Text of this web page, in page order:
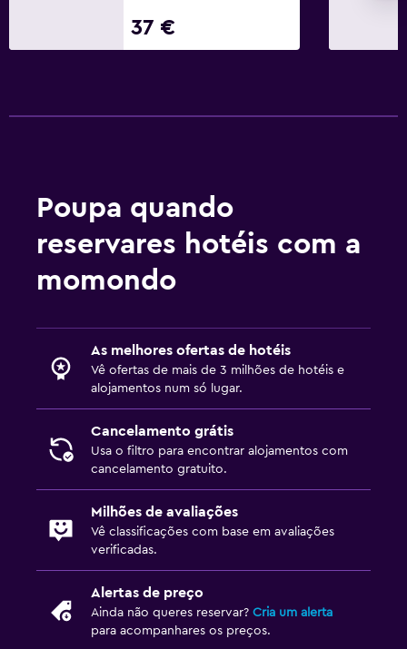
37 €
Poupa quando
reservares hotéis com a
momondo
As melhores ofertas de hotéis
Vê ofertas de mais de 3 milhões de hotéis e
alojamentos num só lugar.
Cancelamento grátis
Usa o filtro para encontrar alojamentos com
cancelamento gratuito.
Milhões de avaliações
Vê classificações com base em avaliações
verificadas.
Alertas de preço
Ainda não queres reservar? Cria um alerta
para acompanhares os preços.